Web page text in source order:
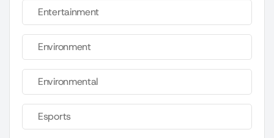
Entertainment
Environment
Environmental
Esports